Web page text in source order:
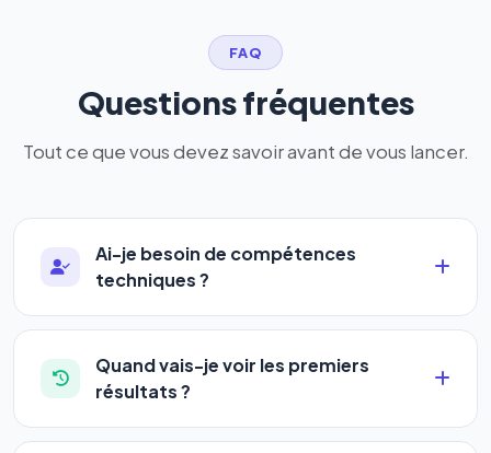
FAQ
Questions fréquentes
Tout ce que vous devez savoir avant de vous lancer.
Ai-je besoin de compétences
techniques ?
Absolument pas. Notre logiciel a été conçu pour
être accessible àtous les profils: artisans,
commerçants, auto-entrepreneurs, PME ou
complexe — vous renseignez l'adresse de votre
Quand vais-je voir les premiers
résultats ?
La plupart de nos utilisateurs observent une